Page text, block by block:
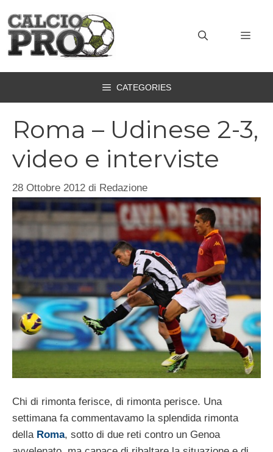
contenuto
CATEGORIES
Roma – Udinese 2-3,
video e interviste
28 Ottobre 2012 di Redazione
Chi di rimonta ferisce, di rimonta perisce. Una
settimana fa commentavamo la splendida rimonta
della Roma, sotto di due reti contro un Genoa